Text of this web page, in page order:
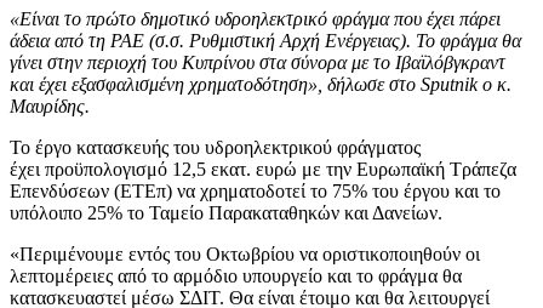
«Είναι το πρώτο δημοτικό υδροηλεκτρικό φράγμα που έχει πάρει
άδεια από τη ΡΑΕ (σ.σ. Ρυθμιστική Αρχή Ενέργειας). Το φράγμα θα
γίνει στην περιοχή του Κυπρίνου στα σύνορα με το Ιβαϊλόβγκραντ
και έχει εξασφαλισμένη χρηματοδότηση», δήλωσε στο Sputnik ο κ.
Μαυρίδης.
Το έργο κατασκευής του υδροηλεκτρικού φράγματος
έχει προϋπολογισμό 12,5 εκατ. ευρώ με την Ευρωπαϊκή Τράπεζα
Επενδύσεων (ΕΤΕπ) να χρηματοδοτεί το 75% του έργου και το
υπόλοιπο 25% το Ταμείο Παρακαταθηκών και Δανείων.
«Περιμένουμε εντός του Οκτωβρίου να οριστικοποιηθούν οι
λεπτομέρειες από το αρμόδιο υπουργείο και το φράγμα θα
κατασκευαστεί μέσω ΣΔΙΤ. Θα είναι έτοιμο και θα λειτουργεί